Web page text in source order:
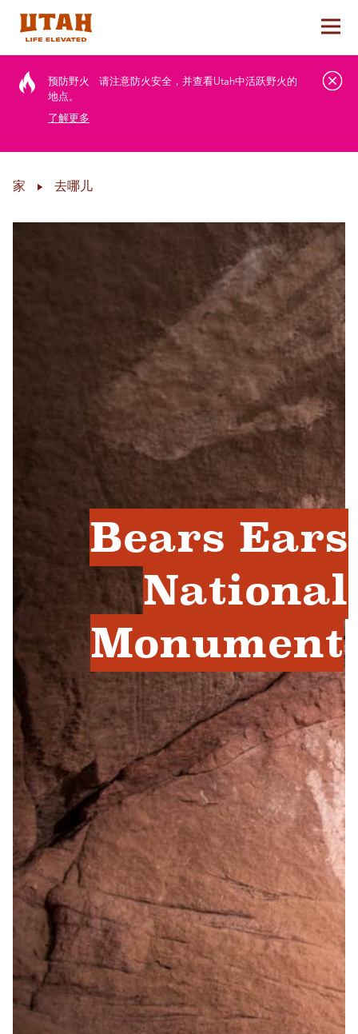
切换
预防野火
请注意防火安全，并查看Utah中活跃野火的
地点。
了解更多
家 去哪儿
Bears Ears
National
Monument